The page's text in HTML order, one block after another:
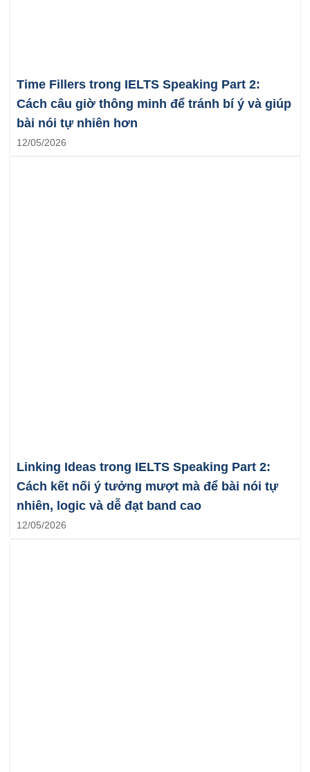
Time Fillers trong IELTS Speaking Part 2:
Cách câu giờ thông minh để tránh bí ý và giúp
bài nói tự nhiên hơn
12/05/2026
Linking Ideas trong IELTS Speaking Part 2:
Cách kết nối ý tưởng mượt mà để bài nói tự
nhiên, logic và dễ đạt band cao
12/05/2026